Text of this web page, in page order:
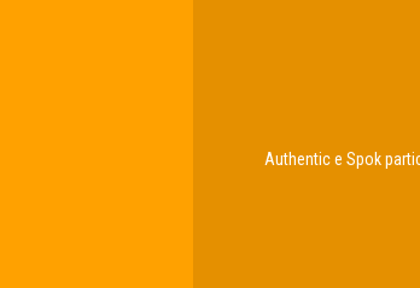
Authentic e Spok